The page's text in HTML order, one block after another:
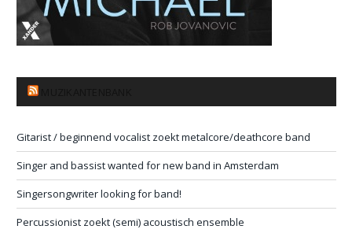
Gitarist / beginnend vocalist zoekt metalcore/deathcore band
Singer and bassist wanted for new band in Amsterdam
Singersongwriter looking for band!
Percussionist zoekt (semi) acoustisch ensemble